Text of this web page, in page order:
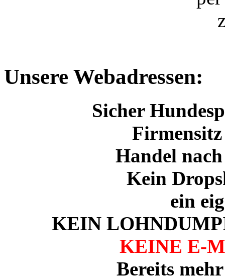
Unsere Webadressen:
Sicher
Handel
Kein
ein
KEIN
KEINE E-
Bereits